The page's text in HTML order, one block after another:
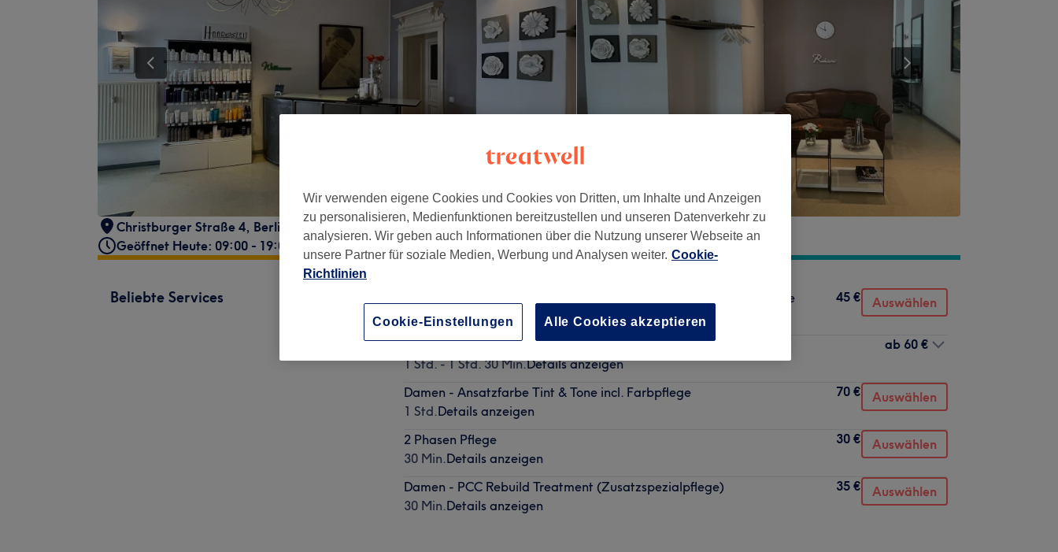
Christburger Straße 4, Berlin, Prenzlauer Berg , 10405
Geöffnet Heute: 09:00 - 19:00
Beliebte Services
Herren - Waschen, Schneiden & Föhnen ausspülen der Schnitthaare
45 Min.Details anzeigen
45 € Auswählen
Damen - Waschen, Schneiden & Föhnen & Beratung
1 Std. - 1 Std. 30 Min.Details anzeigen
ab 60 €
Damen - Ansatzfarbe Tint & Tone incl. Farbpflege
1 Std.Details anzeigen
70 € Auswählen
2 Phasen Pflege
30 Min.Details anzeigen
30 € Auswählen
Damen - PCC Rebuild Treatment (Zusatzspezialpflege)
30 Min.Details anzeigen
35 € Auswählen
Wir verwenden eigene Cookies und Cookies von Dritten, um Inhalte und Anzeigen
zu personalisieren, Medienfunktionen bereitzustellen und unseren Datenverkehr zu
analysieren. Wir geben auch Informationen über die Nutzung unserer Webseite an
unsere Partner für soziale Medien, Werbung und Analysen weiter. Cookie-
Richtlinien
Cookie-Einstellungen Alle Cookies akzeptieren